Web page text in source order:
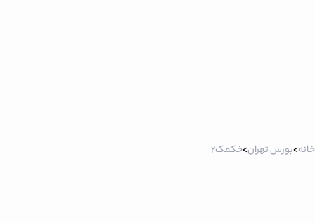
خانه>بورس تهران>خکمک2